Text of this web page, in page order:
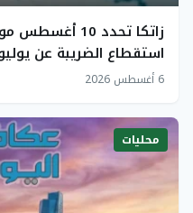
زاتكا تحدد 10
استقطاع الضريبة عن يوليو
6 أغسطس 2026
محليات